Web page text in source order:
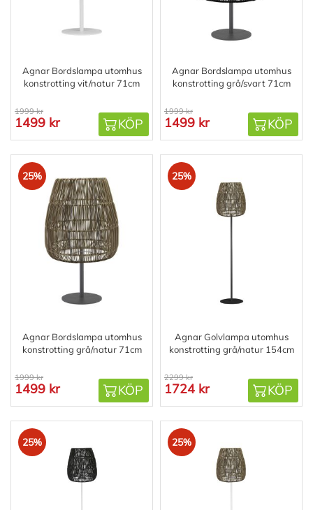
Agnar Bordslampa utomhus
konstrotting vit/natur 71cm
1999 kr
1499 kr KÖP
Agnar Bordslampa utomhus
konstrotting grå/svart 71cm
1999 kr
1499 kr KÖP
25%
Agnar Bordslampa utomhus
konstrotting grå/natur 71cm
1999 kr
1499 kr KÖP
25%
Agnar Golvlampa utomhus
konstrotting grå/natur 154cm
2299 kr
1724 kr KÖP
25% 25%